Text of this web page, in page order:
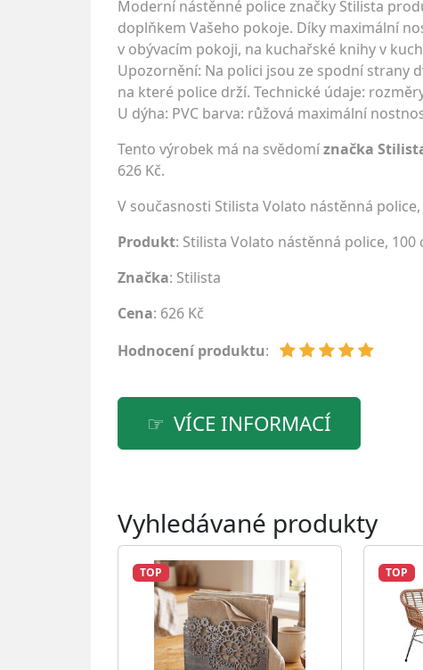
Moderní nástěnné police značky Stilista
doplňkem Vašeho pokoje. Díky maximální
v obývacím pokoji, na kuchařské knihy v
Upozornění: Na polici jsou ze spodní strany
na které police drží. Technické údaje:
U dýha: PVC barva: růžová maximální
Tento výrobek má na svědomíznačka
626 Kč.
V současnosti Stilista Volato nástěnná
Produkt: Stilista Volato nástěnná police, 100
Značka: Stilista
Cena: 626 Kč
Hodnocení produktu:
VÍCE INFORMACÍ
Vyhledávané produkty
TOP TOP